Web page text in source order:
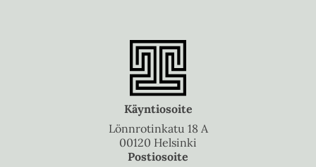
Käyntiosoite
Lönnrotinkatu 18 A
00120 Helsinki
Postiosoite